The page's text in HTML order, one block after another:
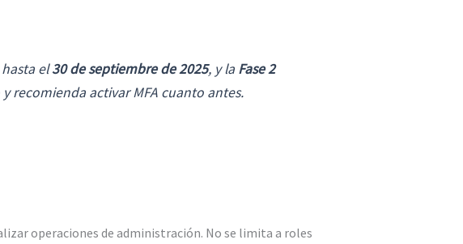
el30 de septiembre de 2025, y la Fase 2
recomienda activar MFA cuanto antes.
operaciones de administración. No se limita a roles